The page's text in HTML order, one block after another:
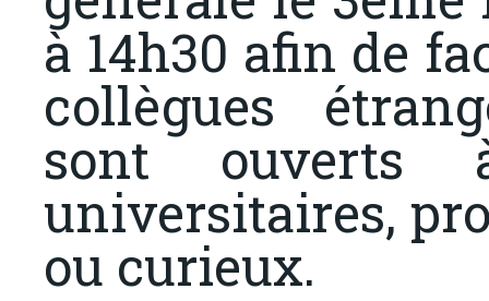
à 14h30 afin de
collègues
sont ouverts
universitaires,
ou curieux.